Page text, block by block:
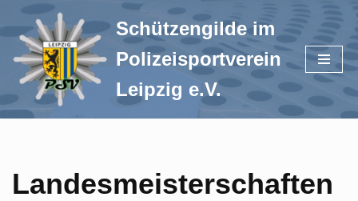
Zum
Inhalt
springen
Schützengilde im
Polizeisportverein
Leipzig e.V.
Landesmeisterschaften